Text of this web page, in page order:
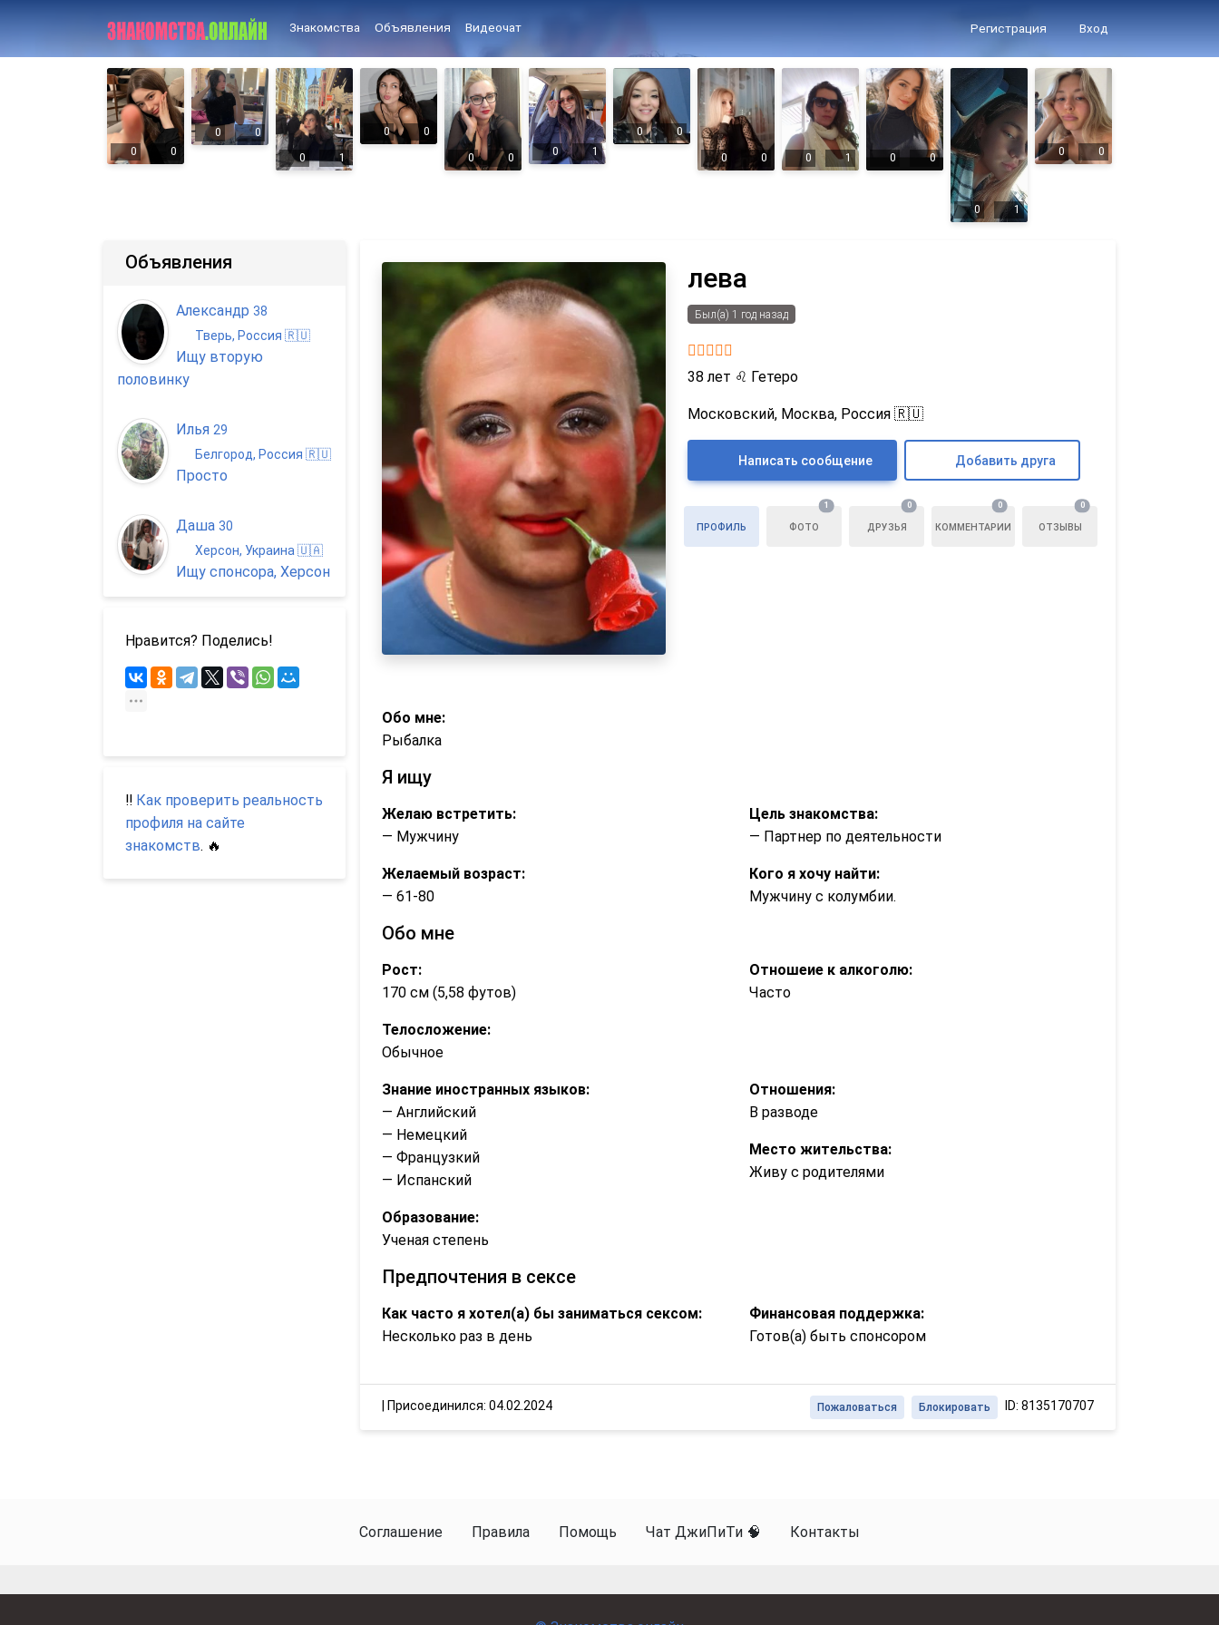
Знакомства Объявления Видеочат Регистрация Вход
0 0
0 0
0 1
0 0
0 0
0 1
0 0
0 0 0 1 0 0
0 1
0 0
лева
Был(а) 1 год назад
38 лет ♌ Гетеро
Московский, Москва, Россия 🇷🇺
Написать сообщение Добавить друга
ПРОФИЛЬ ФОТО
1
ДРУЗЬЯ
0
КОММЕНТАРИИ
0
ОТЗЫВЫ
0
Обо мне:
Рыбалка
Я ищу
Желаю встретить:
— Мужчину
Желаемый возраст:
— 61-80
Цель знакомства:
— Партнер по деятельности
Кого я хочу найти:
Мужчину с колумбии.
Обо мне
Рост:
170 см (5,58 футов)
Телосложение:
Обычное
Отношеие к алкоголю:
Часто
Знание иностранных языков:
— Английский
— Немецкий
— Французкий
— Испанский
Образование:
Ученая степень
Отношения:
В разводе
Место жительства:
Живу с родителями
Предпочтения в сексе
Как часто я хотел(а) бы заниматься сексом:
Несколько раз в день
Финансовая поддержка:
Готов(а) быть спонсором
Присоединился: 04.02.2024 ID: 8135170707
Блокировать
Пожаловаться
Объявления
Александр 38
Тверь, Россия 🇷🇺
Ищу вторую
половинку
Илья 29
Белгород, Россия 🇷🇺
Просто
Даша 30
Херсон, Украина 🇺🇦
Ищу спонсора, Херсон
Нравится? Поделись!
‼️ Как проверить реальность
профиля на сайте
знакомств. 🔥
Соглашение Правила Помощь Чат ДжиПиТи 🧠 Контакты